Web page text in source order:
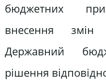
бюджетних
внесення
Державний
рішення